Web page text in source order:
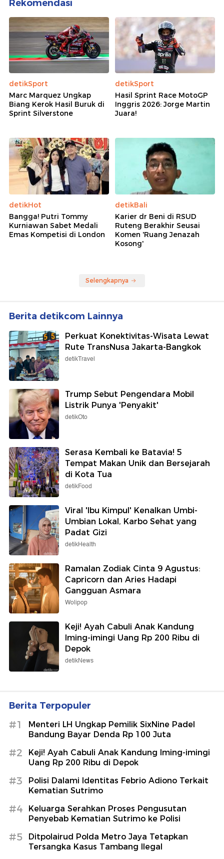
Rekomendasi
detikSport
Marc Marquez Ungkap
Biang Kerok Hasil Buruk di
Sprint Silverstone
detikSport
Hasil Sprint Race MotoGP
Inggris 2026: Jorge Martin
Juara!
detikHot
Bangga! Putri Tommy
Kurniawan Sabet Medali
Emas Kompetisi di London
detikBali
Karier dr Beni di RSUD
Ruteng Berakhir Seusai
Komen 'Ruang Jenazah
Kosong'
Selengkapnya
Berita detikcom Lainnya
Perkuat Konektivitas-Wisata Lewat
Rute TransNusa Jakarta-Bangkok
detikTravel
Trump Sebut Pengendara Mobil
Listrik Punya 'Penyakit'
detikOto
Serasa Kembali ke Batavia! 5
Tempat Makan Unik dan Bersejarah
di Kota Tua
detikFood
Viral 'Ibu Kimpul' Kenalkan Umbi-
Umbian Lokal, Karbo Sehat yang
Padat Gizi
detikHealth
Ramalan Zodiak Cinta 9 Agustus:
Capricorn dan Aries Hadapi
Gangguan Asmara
Wolipop
Keji! Ayah Cabuli Anak Kandung
Iming-imingi Uang Rp 200 Ribu di
Depok
detikNews
Berita Terpopuler
#1
Menteri LH Ungkap Pemilik SixNine Padel
Bandung Bayar Denda Rp 100 Juta
#2
Keji! Ayah Cabuli Anak Kandung Iming-imingi
Uang Rp 200 Ribu di Depok
#3
Polisi Dalami Identitas Febrio Adiono Terkait
Kematian Sutrimo
#4
Keluarga Serahkan Proses Pengusutan
Penyebab Kematian Sutrimo ke Polisi
#5
Ditpolairud Polda Metro Jaya Tetapkan
Tersangka Kasus Tambang Ilegal